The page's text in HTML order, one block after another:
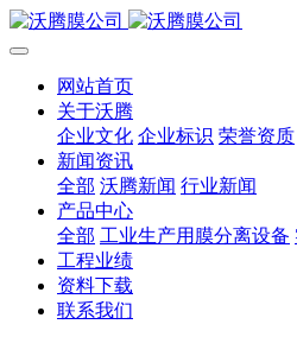
网站首页
关于沃腾
企业文化 企业标识 荣誉资质
新闻资讯
全部 沃腾新闻 行业新闻
产品中心
全部 工业生产用膜分离设备
工程业绩
资料下载
联系我们